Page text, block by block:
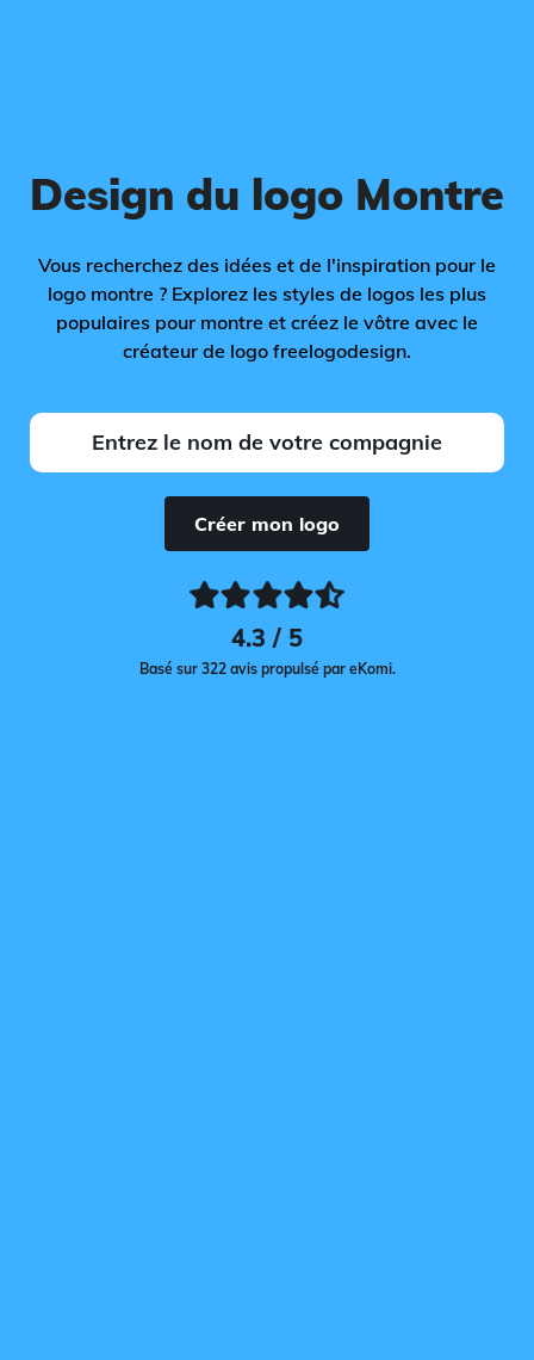
Design du logo Montre
Vous recherchez des idées et de l'inspiration pour le
logo montre ? Explorez les styles de logos les plus
populaires pour montre et créez le vôtre avec le
créateur de logo freelogodesign.
Créer mon logo
4.3 / 5
Basé sur 322 avis propulsé par eKomi.